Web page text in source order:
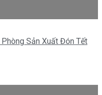
Sản Xuất Đón Tết